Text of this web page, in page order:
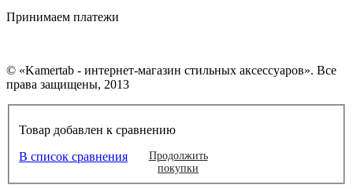
Принимаем платежи
© «Kamertab - интернет-магазин стильных аксессуаров». Все
права защищены, 2013
Товар добавлен к сравнению
В список сравнения
Продолжить
покупки